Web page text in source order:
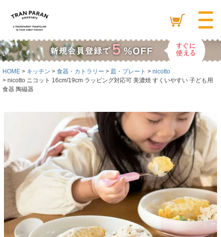
HOME キッチン 食器・カトラリー 皿・プレート
nicotto
nicotto ニコット 16cm/19cm ラッピング対応可 美濃焼 すくいやすい 子ども用
食器 陶磁器